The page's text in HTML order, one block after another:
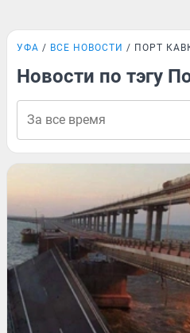
УФА ВСЕ НОВОСТИ ПОРТ
Новости по тэгу